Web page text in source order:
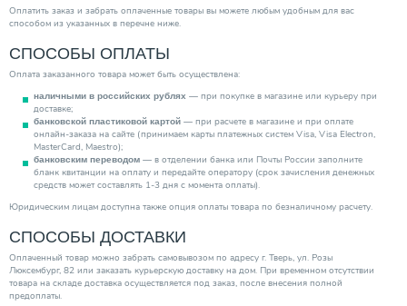
Длина (мм) 936.00
Ширина (мм)
Глубина (мм)
Вес товара, нетто (кг)
Максимальная рабочая температура (°С)
Категория Радиаторы
Оплатить заказ и забрать оплаченные товары вы можете любым удобным для вас
способом из указанных в перечне ниже.
СПОСОБЫ ОПЛАТЫ
Оплата заказанного товара может быть осуществлена:
наличными в российских рублях — при покупке в магазине или курьеру при
доставке;
банковской пластиковой картой — при расчете в магазине и при оплате
онлайн-заказа на сайте (принимаем карты платежных систем Visa, Visa Electron,
MasterCard, Maestro);
банковским переводом — в отделении банка или Почты России заполните
бланк квитанции на оплату и передайте оператору (срок зачисления денежных
средств может составлять 1-3 дня с момента оплаты).
Юридическим лицам доступна также опция оплаты товара по безналичному расчету.
СПОСОБЫ ДОСТАВКИ
Оплаченный товар можно забрать самовывозом по адресу г. Тверь, ул. Розы
Люксембург, 82 или заказать курьерскую доставку на дом. При временном отсутствии
товара на складе доставка осуществляется под заказ, после внесения полной
предоплаты.